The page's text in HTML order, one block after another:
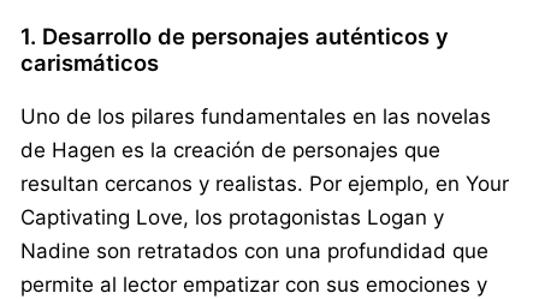
1. Desarrollo de personajes auténticos y
carismáticos
Uno de los pilares fundamentales en las novelas
de Hagen es la creación de personajes que
resultan cercanos y realistas. Por ejemplo, en Your
Captivating Love, los protagonistas Logan y
Nadine son retratados con una profundidad que
permite al lector empatizar con sus emociones y